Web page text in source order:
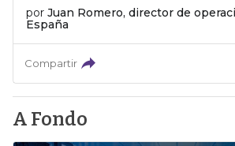
por Juan Romero, director de
España
Compartir
A Fondo